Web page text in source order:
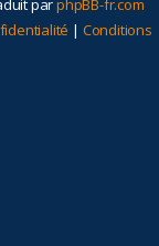
parphpBB-fr.com
| Conditions